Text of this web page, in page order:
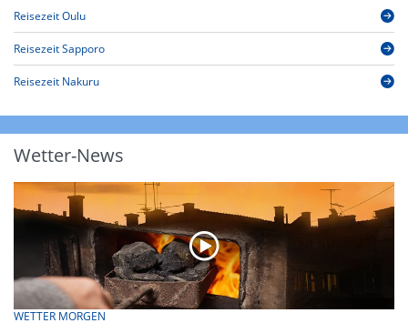
Reisezeit Oulu
Reisezeit Sapporo
Reisezeit Nakuru
Wetter-News
WETTER MORGEN